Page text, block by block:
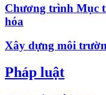
Chương trình Mục
hóa
Xây dựng môi
Pháp luật